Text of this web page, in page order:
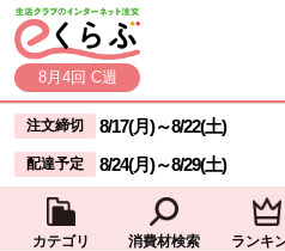
ページの先頭です。
本文へジャンプする。
8月4回 C週
ここからサイト内共通メニューです
サイト内共通メニューをスキップす
注文締切 8/17(月)～8/22(土)
配達予定 8/24(月)～8/29(土)
カテゴリ 消費材検索 ランキ